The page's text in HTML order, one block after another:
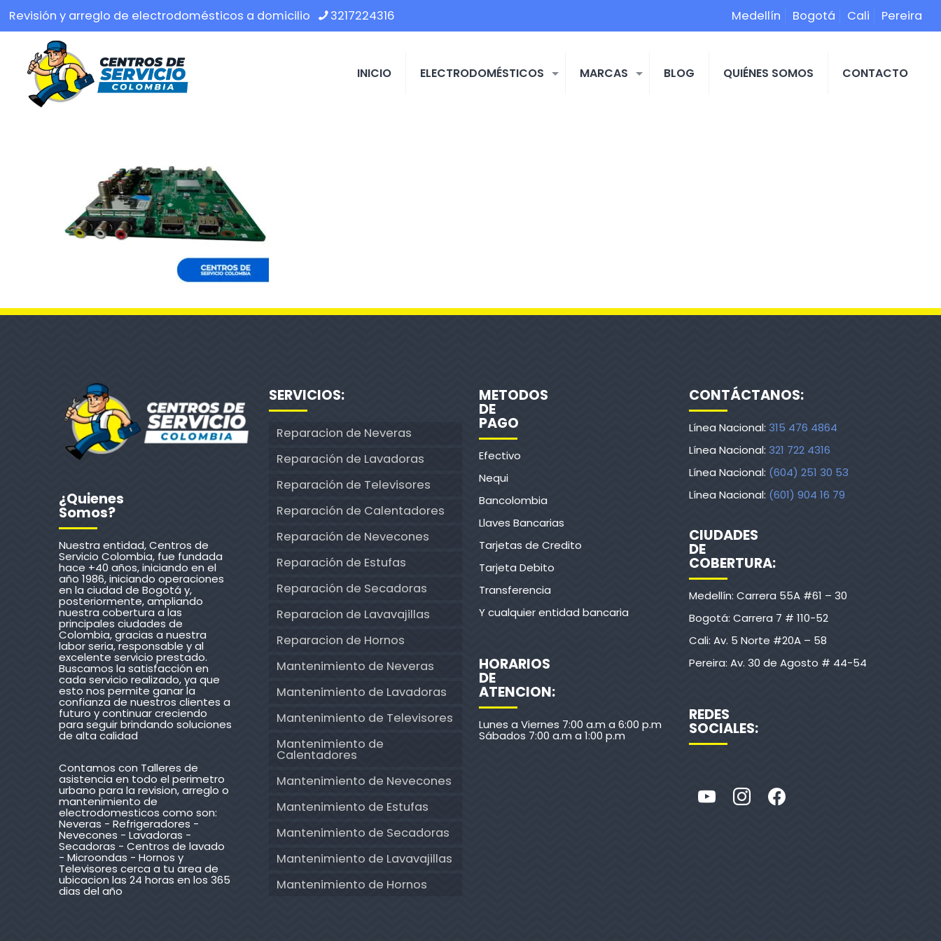
Revisión y arreglo de electrodomésticos a domicilio 3217224316 Medellín Bogotá Cali Pereira
INICIO ELECTRODOMÉSTICOS MARCAS BLOG QUIÉNES SOMOS CONTACTO
¿Quienes
Somos?
Nuestra entidad, Centros de
Servicio Colombia, fue fundada
hace +40 años, iniciando en el
año 1986, iniciando operaciones
en la ciudad de Bogotá y,
posteriormente, ampliando
nuestra cobertura a las
principales ciudades de
Colombia, gracias a nuestra
labor seria, responsable y al
excelente servicio prestado.
Buscamos la satisfacción en
cada servicio realizado, ya que
esto nos permite ganar la
confianza de nuestros clientes a
futuro y continuar creciendo
para seguir brindando soluciones
de alta calidad
Contamos con Talleres de
asistencia en todo el perimetro
urbano para la revision, arreglo o
mantenimiento de
electrodomesticos como son:
Neveras - Refrigeradores -
Nevecones - Lavadoras -
Secadoras - Centros de lavado
- Microondas - Hornos y
Televisores cerca a tu area de
ubicacion las 24 horas en los 365
dias del año
SERVICIOS:
Reparacion de Neveras
Reparación de Lavadoras
Reparación de Televisores
Reparación de Calentadores
Reparación de Nevecones
Reparación de Estufas
Reparación de Secadoras
Reparacion de Lavavajillas
Reparacion de Hornos
Mantenimiento de Neveras
Mantenimiento de Lavadoras
Mantenimiento de Televisores
Mantenimiento de
Calentadores
Mantenimiento de Nevecones
Mantenimiento de Estufas
Mantenimiento de Secadoras
Mantenimiento de Lavavajillas
Mantenimiento de Hornos
METODOS
DE
PAGO
Efectivo
Nequi
Bancolombia
Llaves Bancarias
Tarjetas de Credito
Tarjeta Debito
Transferencia
Y cualquier entidad bancaria
HORARIOS
DE
ATENCION:
Lunes a Viernes 7:00 a.m a 6:00 p.m
Sábados 7:00 a.m a 1:00 p.m
CONTÁCTANOS:
Línea Nacional: 315 476 4864
Línea Nacional: 321 722 4316
Línea Nacional: (604) 251 30 53
Línea Nacional: (601) 904 16 79
CIUDADES
DE
COBERTURA:
Medellín: Carrera 55A #61 – 30
Bogotá: Carrera 7 # 110-52
Cali: Av. 5 Norte #20A – 58
Pereira: Av. 30 de Agosto # 44-54
REDES
SOCIALES: